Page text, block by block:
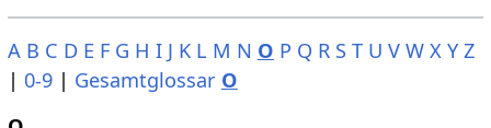
A B C D E F G H I J K L M N O P Q R S T U V W X Y Z
| 0-9| Gesamtglossar O